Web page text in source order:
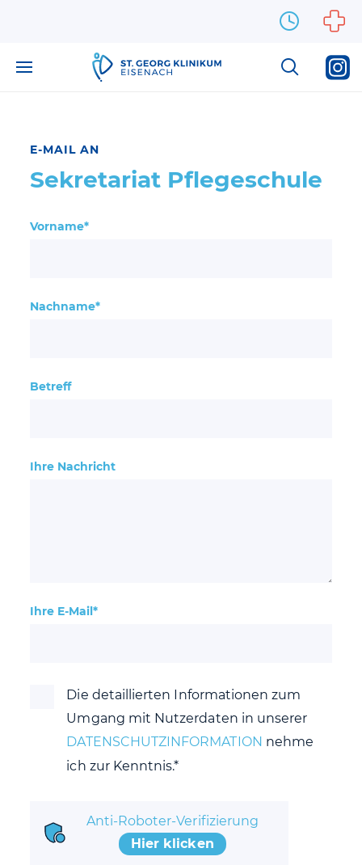
E-MAIL AN
Sekretariat Pflegeschule
Vorname*
Nachname*
Betreff
Ihre Nachricht
Ihre E-Mail*
Die detaillierten Informationen zum
Umgang mit Nutzerdaten in unserer
DATENSCHUTZINFORMATION nehme
ich zur Kenntnis.*
Anti-Roboter-Verifizierung
Hier klicken